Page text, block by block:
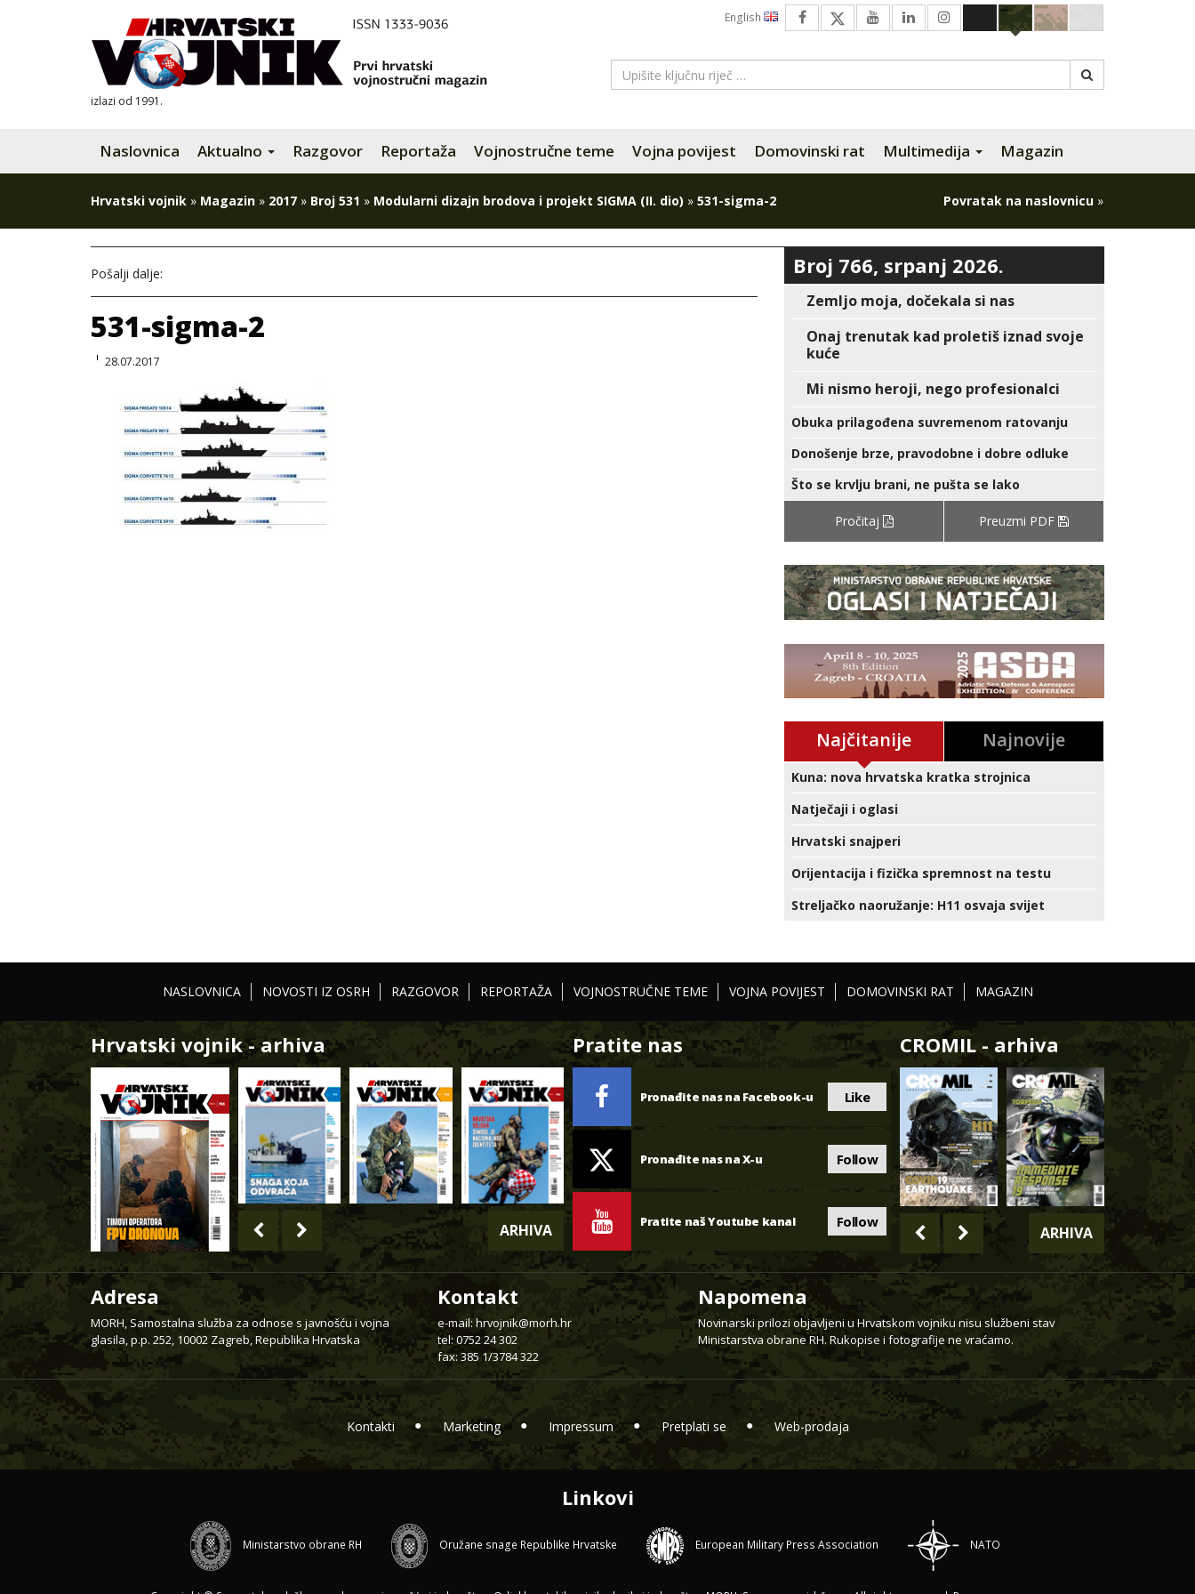
izlazi od 1991.
English
Naslovnica Aktualno Razgovor Reportaža Vojnostručne teme Vojna povijest Domovinski rat Multimedija Magazin
Hrvatski vojnik » Magazin » 2017 » Broj 531 » Modularni dizajn brodova i projekt SIGMA (II. dio) » 531-sigma-2 Povratak na naslovnicu »
Pošalji dalje:
531-sigma-2
28.07.2017
Broj 766, srpanj 2026.
Zemljo moja, dočekala si nas
Onaj trenutak kad proletiš iznad svoje
kuće
Mi nismo heroji, nego profesionalci
Obuka prilagođena suvremenom ratovanju
Donošenje brze, pravodobne i dobre odluke
Što se krvlju brani, ne pušta se lako
Pročitaj Preuzmi PDF
Najčitanije Najnovije
Kuna: nova hrvatska kratka strojnica
Natječaji i oglasi
Hrvatski snajperi
Orijentacija i fizička spremnost na testu
Streljačko naoružanje: H11 osvaja svijet
NASLOVNICA NOVOSTI IZ OSRH RAZGOVOR REPORTAŽA VOJNOSTRUČNE TEME VOJNA POVIJEST DOMOVINSKI RAT MAGAZIN
Hrvatski vojnik - arhiva
ARHIVA
Pratite nas
Pronađite nas na Facebook-u Like
Pronađite nas na X-u Follow
Pratite naš Youtube kanal Follow
CROMIL - arhiva
ARHIVA
Adresa
MORH, Samostalna služba za odnose s javnošću i vojna
glasila, p.p. 252, 10002 Zagreb, Republika Hrvatska
Kontakt
e-mail: hrvojnik@morh.hr
tel: 0752 24 302
fax: 385 1/3784 322
Napomena
Novinarski prilozi objavljeni u Hrvatskom vojniku nisu službeni stav
Ministarstva obrane RH. Rukopise i fotografije ne vraćamo.
Kontakti Marketing Impressum Pretplati se Web-prodaja
Linkovi
Ministarstvo obrane RH Oružane snage Republike Hrvatske European Military Press Association NATO